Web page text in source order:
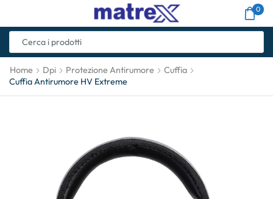
0
Home Dpi Protezione Antirumore
Cuffia
Cuffia Antirumore HV Extreme